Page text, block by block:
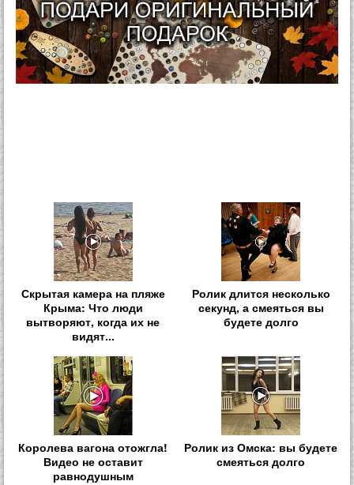
Скрытая камера на пляже
Крыма: Что люди
вытворяют, когда их не
видят...
Ролик длится несколько
секунд, а смеяться вы
будете долго
Королева вагона отожгла!
Видео не оставит
равнодушным
Ролик из Омска: вы будете
смеяться долго